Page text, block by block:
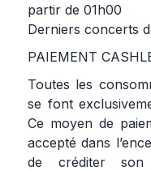
partir de 01h00
Derniers concerts
PAIEMENT
Toutes les
se font
Ce moyen de
accepté dans
de créditer